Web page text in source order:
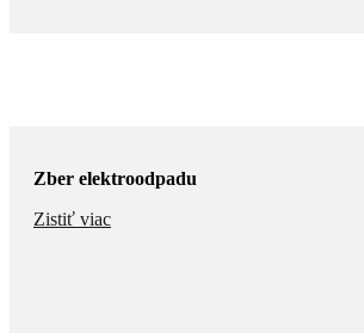
Zber elektroodpadu
Zistiť viac